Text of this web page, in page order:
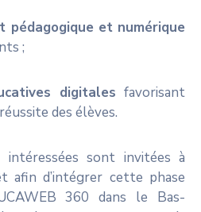
pédagogique et numérique
;
digitales favorisant
des élèves.
intéressées sont invitées à
afin d’intégrer cette phase
360 dans le Bas-